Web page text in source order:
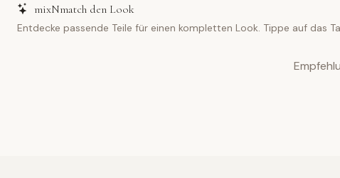
mixNmatch den Look
Entdecke passende Teile für einen kompletten Look. Tippe auf das